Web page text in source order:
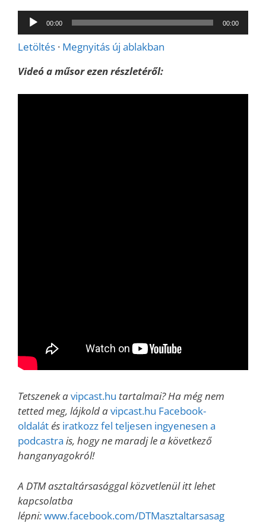
Audió
lejátszó
00:00 00:00
Letöltés · Megnyitás új ablakban
Videó a műsor ezen részletéről:
Tetszenek avipcast.hu tartalmai? Ha még nem
tetted meg, lájkold avipcast.hu Facebook-
oldalátés iratkozz fel teljesen ingyenesen a
podcastra is, hogy ne maradj le a következő
hanganyagokról!
A DTM asztaltársasággal közvetlenül itt lehet
kapcsolatba
lépni:www.facebook.com/DTMasztaltarsasag